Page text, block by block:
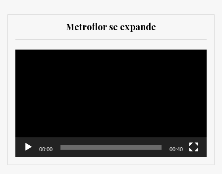
Metroflor se expande
00:00 00:40